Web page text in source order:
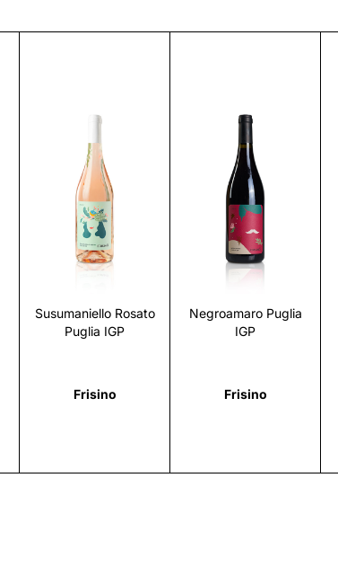
Susumaniello Rosato
Puglia IGP
Frisino
Scopri
Negroamaro Puglia
IGP
Frisino
Scopri